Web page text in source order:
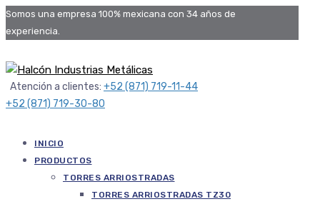
Somos una empresa 100% mexicana con 34 años de
experiencia.
Atención a clientes: +52 (871) 719-11-44
+52 (871) 719-30-80
INICIO
PRODUCTOS
TORRES ARRIOSTRADAS
TORRES ARRIOSTRADAS TZ30